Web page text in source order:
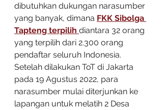
dibutuhkan dukungan narasumber
yang banyak, dimana FKK Sibolga
Tapteng terpilih diantara 32 orang
yang terpilih dari 2.300 orang
pendaftar seluruh Indonesia.
Setelah dilakukan ToT di Jakarta
pada 19 Agustus 2022, para
narasumber mulai diterjunkan ke
lapangan untuk melatih 2 Desa